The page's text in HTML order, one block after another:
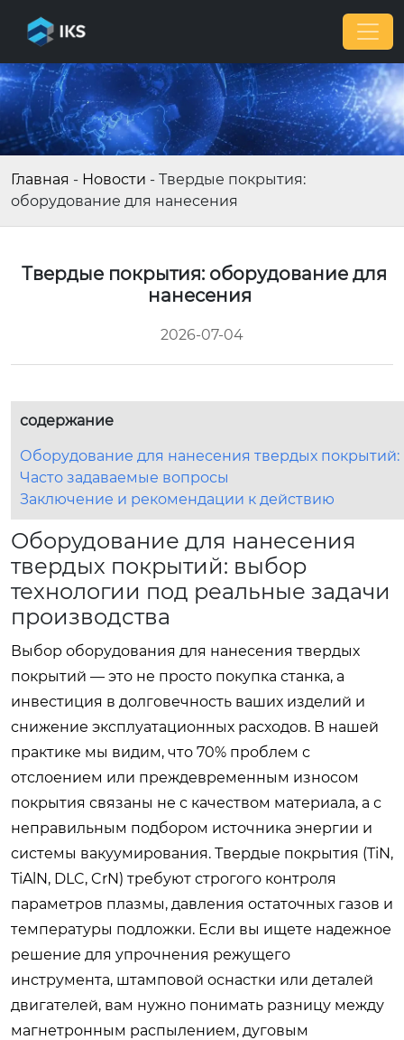
Главная - Новости - Твердые покрытия:
оборудование для нанесения
Твердые покрытия: оборудование для
нанесения
2026-07-04
содержание
Оборудование для нанесения твердых
Часто задаваемые вопросы
Заключение и рекомендации к действию
Оборудование для нанесения
твердых покрытий: выбор
технологии под реальные задачи
производства
Выбор оборудования для нанесения твердых
покрытий — это не просто покупка станка, а
инвестиция в долговечность ваших изделий и
снижение эксплуатационных расходов. В нашей
практике мы видим, что 70% проблем с
отслоением или преждевременным износом
покрытия связаны не с качеством материала, а с
неправильным подбором источника энергии и
системы вакуумирования. Твердые покрытия (TiN,
TiAlN, DLC, CrN) требуют строгого контроля
параметров плазмы, давления остаточных газов и
температуры подложки. Если вы ищете надежное
решение для упрочнения режущего
инструмента, штамповой оснастки или деталей
двигателей, вам нужно понимать разницу между
магнетронным распылением, дуговым